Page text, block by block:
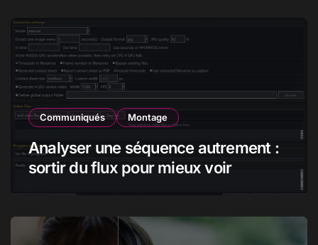
Communiqués Montage
Analyser une séquence autrement :
sortir du flux pour mieux voir